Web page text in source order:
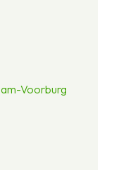
Voorburg